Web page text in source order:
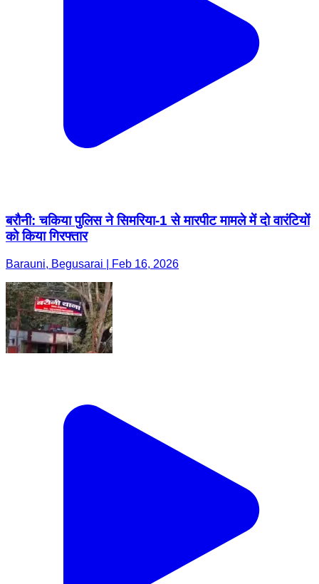
बरौनी: चकिया पुलिस ने सिमरिया-1 से मारपीट मामले में दो वारंटियों
को किया गिरफ्तार
Barauni, Begusarai | Feb 16, 2026